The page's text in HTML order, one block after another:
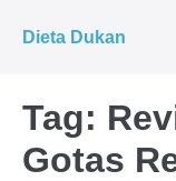
para
conteúdo
Dieta Dukan
Tag:
Gotas